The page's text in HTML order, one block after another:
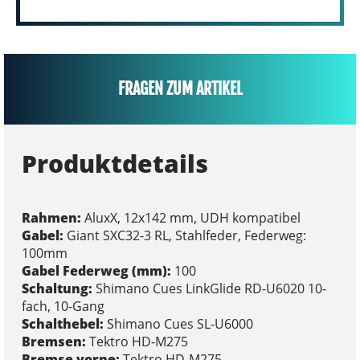
FRAGEN ZUM ARTIKEL
Produktdetails
Rahmen: AluxX, 12x142 mm, UDH kompatibel
Gabel: Giant SXC32-3 RL, Stahlfeder, Federweg:
100mm
Gabel Federweg (mm): 100
Schaltung: Shimano Cues LinkGlide RD-U6020 10-
fach, 10-Gang
Schalthebel: Shimano Cues SL-U6000
Bremsen: Tektro HD-M275